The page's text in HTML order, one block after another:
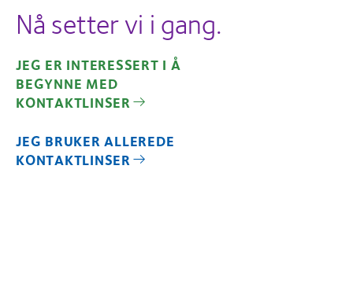
Nå setter vi i gang.
JEG ER INTERESSERT I Å
BEGYNNE MED
KONTAKTLINSER
JEG BRUKER ALLEREDE
KONTAKTLINSER